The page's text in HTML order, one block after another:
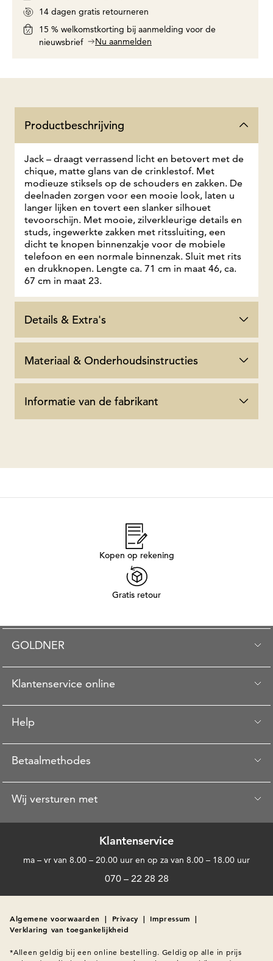
14 dagen gratis retourneren
15 % welkomstkorting bij aanmelding voor de
nieuwsbrief
Nu aanmelden
Productbeschrijving
Jack – draagt verrassend licht en betovert met de
chique, matte glans van de crinklestof. Met
modieuze stiksels op de schouders en zakken. De
deelnaden zorgen voor een mooie look, laten u
langer lijken en tovert een slanker silhouet
tevoorschijn. Met mooie, zilverkleurige details en
studs, ingewerkte zakken met ritssluiting, een
dicht te knopen binnenzakje voor de mobiele
telefoon en een normale binnenzak. Sluit met rits
en drukknopen. Lengte ca. 71 cm in maat 46, ca.
67 cm in maat 23.
Details & Extra's
Materiaal & Onderhoudsinstructies
Informatie van de fabrikant
Kopen op rekening
Gratis retour
GOLDNER
Klantenservice online
Help
Betaalmethodes
Wij versturen met
Klantenservice
ma – vr van 8.00 – 20.00 uur en op za van 8.00 – 18.00 uur
070 – 22 28 28
Algemene voorwaarden | Privacy | Impressum |
Verklaring van toegankelijkheid
*Alleen geldig bij een online bestelling. Geldig op alle in prijs